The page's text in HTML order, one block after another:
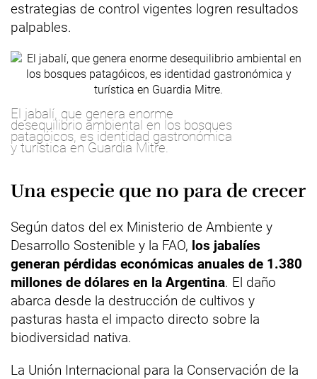
estrategias de control vigentes logren resultados
palpables.
El jabalí, que genera enorme
desequilibrio ambiental en los bosques
patagóicos, es identidad gastronómica
y turística en Guardia Mitre.
Una especie que no para de crecer
Según datos del ex Ministerio de Ambiente y
Desarrollo Sostenible y la FAO, los jabalíes
generan pérdidas económicas anuales de 1.380
millones de dólares en la Argentina. El daño
abarca desde la destrucción de cultivos y
pasturas hasta el impacto directo sobre la
biodiversidad nativa.
La Unión Internacional para la Conservación de la